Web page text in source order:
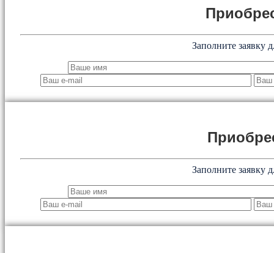
Заполните заявку
Заполните заявку